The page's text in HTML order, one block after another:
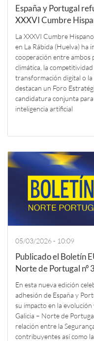
España y Portugal
XXXVI Cumbre
La XXXVI Cumbre
en La Rábida (Huelva) ha
cooperación entre ambos
climática, la
transformación digital o la
destacan un Foro
candidatura conjunta
inteligencia artificial
05/03/2026 - 10:09
Publicado el Boletín
Norte de Portugal nº
En esta nueva edición
adhesión de España y
su impacto en la
Galicia – Norte de
relación entre la
contribuyentes así como